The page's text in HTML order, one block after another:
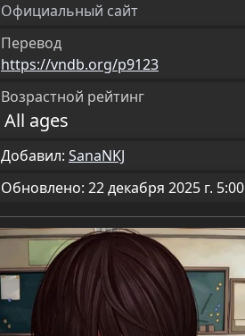
Официальный сайт
Перевод
https://vndb.org/p9123
Возрастной рейтинг
All ages
Добавил: SanaNKJ
Обновлено: 22 декабря 2025 г. 5:00